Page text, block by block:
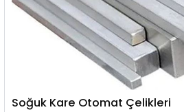
Soğuk Kare Otomat Çelikleri